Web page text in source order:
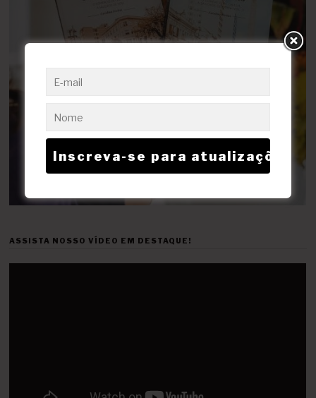
ASSISTA NOSSO VÍDEO EM DESTAQUE!